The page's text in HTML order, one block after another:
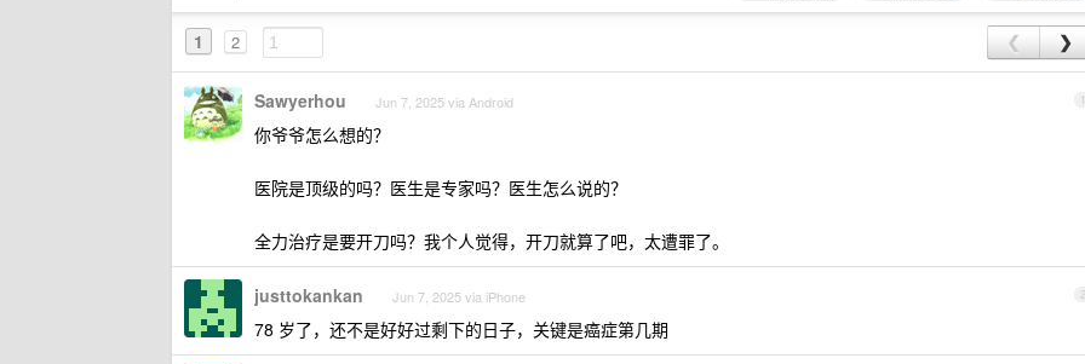
1 2 ❮ ❯
1
Sawyerhou Jun 7, 2025 via Android
你爷爷怎么想的？
医院是顶级的吗？医生是专家吗？医生怎么说的？
全力治疗是要开刀吗？我个人觉得，开刀就算了吧，太遭罪了。
2
justtokankan Jun 7, 2025 via iPhone
78 岁了，还不是好好过剩下的日子，关键是癌症第几期